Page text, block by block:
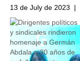
13 de July de 2023 |